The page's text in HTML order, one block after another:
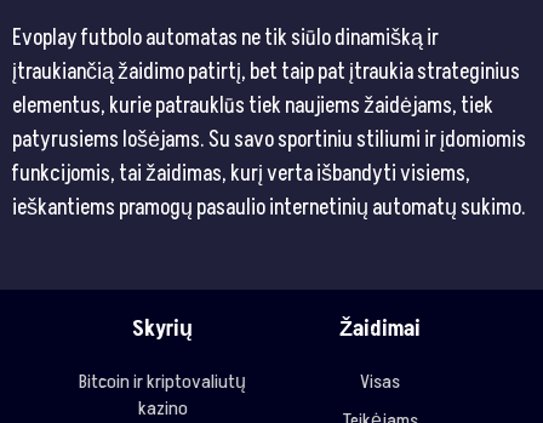
Evoplay futbolo automatas ne tik siūlo dinamišką ir
įtraukiančią žaidimo patirtį, bet taip pat įtraukia strateginius
elementus, kurie patrauklūs tiek naujiems žaidėjams, tiek
patyrusiems lošėjams. Su savo sportiniu stiliumi ir įdomiomis
funkcijomis, tai žaidimas, kurį verta išbandyti visiems,
ieškantiems pramogų pasaulio internetinių automatų sukimo.​
Skyrių
Bitcoin ir kriptovaliutų
kazino
Žaidimai
Visas